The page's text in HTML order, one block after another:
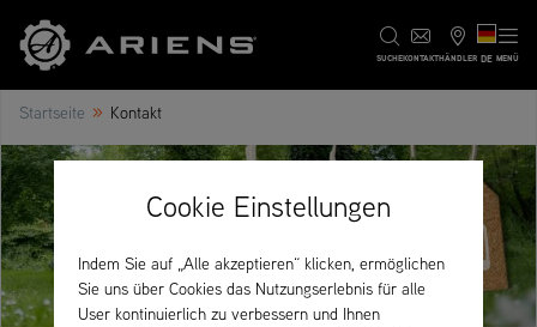
SUCHEKONTAKTHÄNDLER DE MENÜ
Startseite » Kontakt
Cookie Einstellungen
Indem Sie auf „Alle akzeptieren“ klicken, ermöglichen
Sie uns über Cookies das Nutzungserlebnis für alle
User kontinuierlich zu verbessern und Ihnen